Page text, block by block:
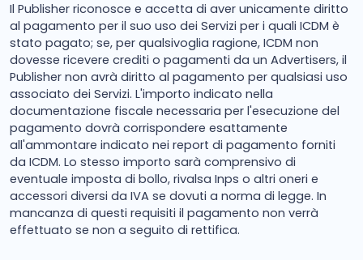
Il Publisher riconosce e accetta di aver unicamente diritto
al pagamento per il suo uso dei Servizi per i quali ICDM è
stato pagato; se, per qualsivoglia ragione, ICDM non
dovesse ricevere crediti o pagamenti da un Advertisers, il
Publisher non avrà diritto al pagamento per qualsiasi uso
associato dei Servizi. L'importo indicato nella
documentazione fiscale necessaria per l'esecuzione del
pagamento dovrà corrispondere esattamente
all'ammontare indicato nei report di pagamento forniti
da ICDM. Lo stesso importo sarà comprensivo di
eventuale imposta di bollo, rivalsa Inps o altri oneri e
accessori diversi da IVA se dovuti a norma di legge. In
mancanza di questi requisiti il pagamento non verrà
effettuato se non a seguito di rettifica.